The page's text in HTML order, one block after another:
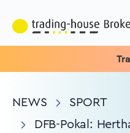
NEWS
SPORT
DFB-Pokal: